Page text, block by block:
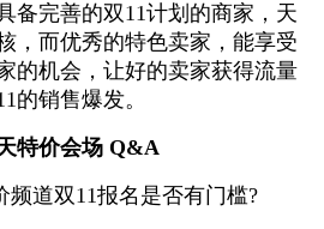
完善的双11计划的商家，天
，而优秀的特色卖家，能享受
的机会，让好的卖家获得流量
的销售爆发。
特价会场 Q&A
道双11报名是否有门槛?